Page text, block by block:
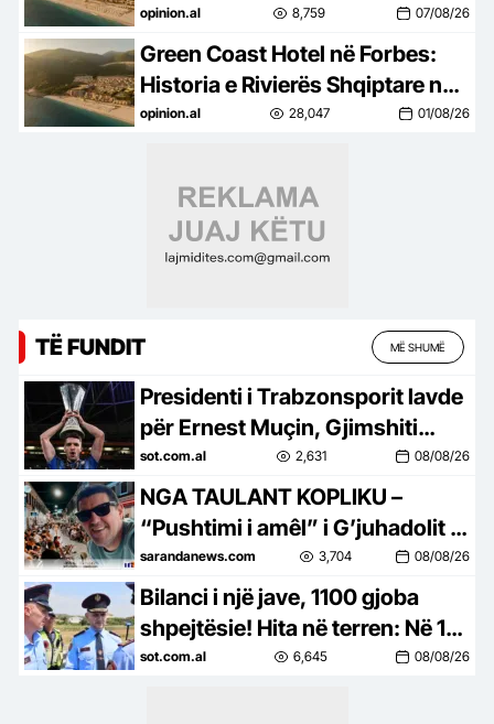
Destinacion i ri lifestyle
opinion.al 8,759 07/08/26
Green Coast Hotel në Forbes:
Historia e Rivierës Shqiptare në
skenën ndërkombëtare
opinion.al 28,047 01/08/26
TË FUNDIT MË SHUMË
Presidenti i Trabzonsporit lavde
për Ernest Muçin, Gjimshiti
bëhet shqiptari më i paguar në
futboll
sot.com.al 2,631 08/08/26
NGA TAULANT KOPLIKU –
“Pushtimi i amêl” i G’juhadolit le
të kujdesena të bahet pa zhduk
arkitektura dhe njerzilleku
sarandanews.com 3,704 08/08/26
Bilanci i një jave, 1100 gjoba
shpejtësie! Hita në terren: Në 1
vit u hoqën 1 mijë patenta prej
sot.com.al 6,645 08/08/26